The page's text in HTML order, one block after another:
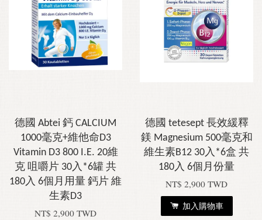
德國 Abtei 鈣 CALCIUM
1000毫克+維他命D3
Vitamin D3 800 I.E. 20維
克 咀嚼片 30入*6罐 共
180入 6個月用量 鈣片 維
生素D3
NT$ 2,900 TWD
德國 tetesept 長效緩釋
鎂 Magnesium 500毫克和
維生素B12 30入*6盒 共
180入 6個月份量
NT$ 2,900 TWD
加入購物車